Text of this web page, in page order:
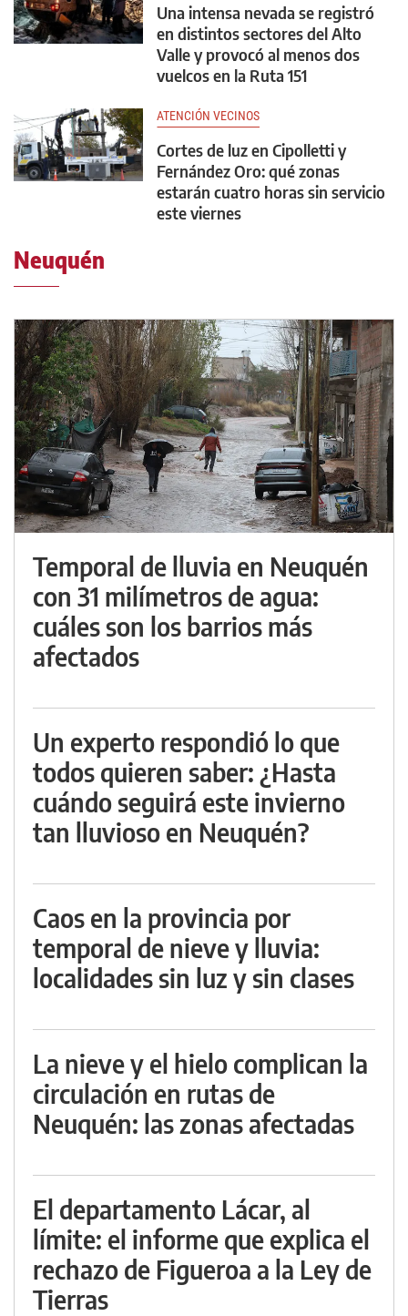
Una intensa nevada se registró
en distintos sectores del Alto
Valle y provocó al menos dos
vuelcos en la Ruta 151
ATENCIÓN VECINOS
Cortes de luz en Cipolletti y
Fernández Oro: qué zonas
estarán cuatro horas sin servicio
este viernes
Neuquén
Temporal de lluvia en Neuquén
con 31 milímetros de agua:
cuáles son los barrios más
afectados
Un experto respondió lo que
todos quieren saber: ¿Hasta
cuándo seguirá este invierno
tan lluvioso en Neuquén?
Caos en la provincia por
temporal de nieve y lluvia:
localidades sin luz y sin clases
La nieve y el hielo complican la
circulación en rutas de
Neuquén: las zonas afectadas
El departamento Lácar, al
límite: el informe que explica el
rechazo de Figueroa a la Ley de
Tierras